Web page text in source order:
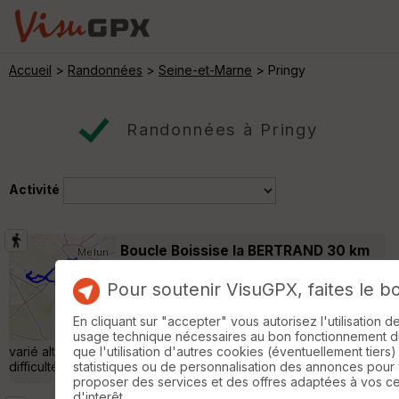
Accueil > Randonnées > Seine-et-Marne > Pringy
Randonnées à Pringy
Activité
Boucle Boissise la BERTRAND 30 km
31 km
Rando menée par Jean Luc fin février pour
le Rando Club Yerrois Très joli parcours,
varié alternant bois , villages et bords de Seine pas de
difficultés hormis la distance »
Pour soutenir VisuGPX, faites le
En cliquant sur "accepter" vous autorisez l'utilisation
usage technique nécessaires au bon fonctionnement
que l'utilisation d'autres cookies (éventuellement
statistiques ou de personnalisation des annonces pour
proposer des services et des offres adaptées à vos